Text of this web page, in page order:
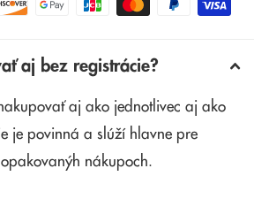
aj bez registrácie?
aj ako jednotlivec aj ako
je povinná a slúží hlavne pre
nákupoch.